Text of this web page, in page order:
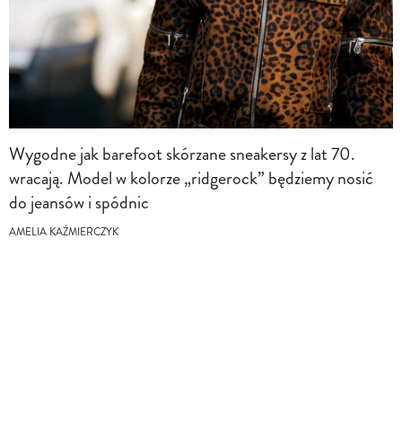
Wygodne jak barefoot skórzane sneakersy z lat 70.
wracają. Model w kolorze „ridgerock” będziemy nosić
do jeansów i spódnic
AMELIA KAŹMIERCZYK